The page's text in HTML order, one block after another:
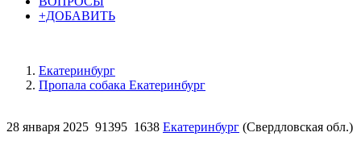
+ДОБАВИТЬ
Екатеринбург
Пропала собака Екатеринбург
28 января 2025 91395 1638 Екатеринбург (Свердловская обл.)